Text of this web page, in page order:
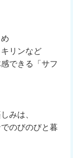
リンなど
できる「サフ
みは、
のびのびと暮